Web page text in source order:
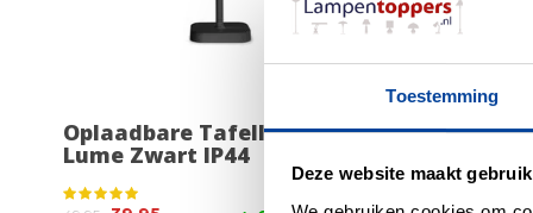
Toestemming
Deze website maakt
Oplaadbare Tafellamp
Lume Zwart IP44
Luxe
Timer